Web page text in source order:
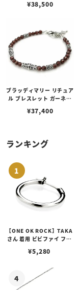
¥38,500
ブラッディマリー リチュア
ル ブレスレット ガーネッ
¥37,400
ランキング
【ONE OK ROCK】TAKA
さん 着用 ビビファイ フー
¥5,280